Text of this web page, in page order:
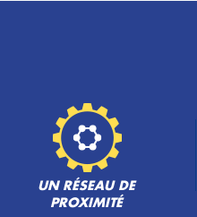
UN RÉSEAU DE
PROXIMITÉ